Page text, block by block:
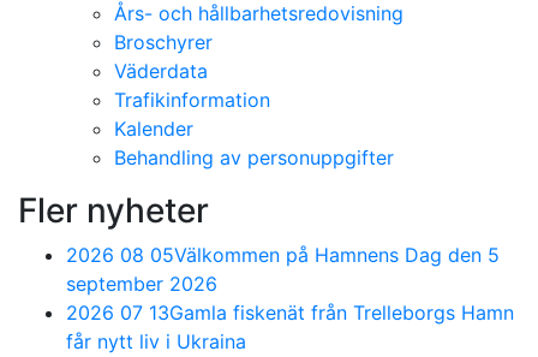
Års- och hållbarhetsredovisning
Broschyrer
Väderdata
Trafikinformation
Kalender
Behandling av personuppgifter
Fler nyheter
2026 08 05Välkommen på Hamnens Dag den 5
september 2026
2026 07 13Gamla fiskenät från Trelleborgs Hamn
får nytt liv i Ukraina